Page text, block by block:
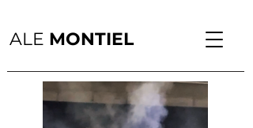
ALE MONTIEL